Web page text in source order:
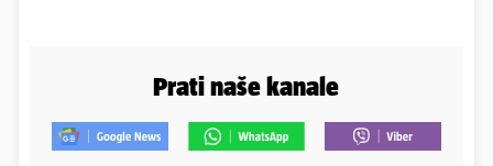
Prati naše kanale